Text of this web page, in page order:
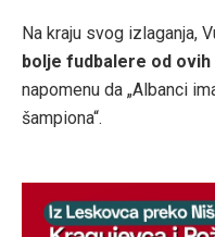
Na kraju svog izlaganja,
bolje fudbalere od
napomenu da „Albanci
šampiona“.